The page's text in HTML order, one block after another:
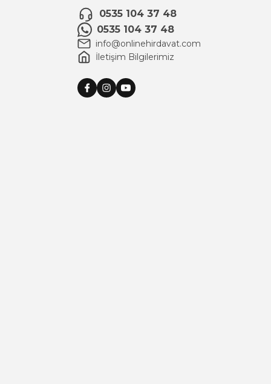
0535 104 37 48
0535 104 37 48
info@onlinehirdavat.com
İletişim Bilgilerimiz